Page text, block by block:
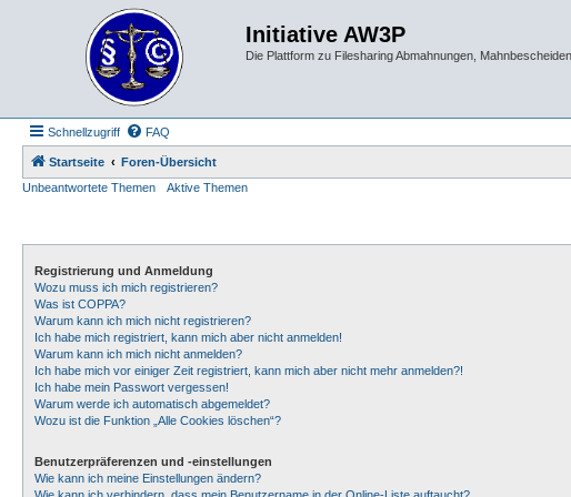
Initiative AW3P
Die Plattform zu Filesharing Abmahnungen,
Schnellzugriff FAQ
Startseite
Foren-Übersicht
Unbeantwortete Themen
Aktive Themen
Registrierung und Anmeldung
Wozu muss ich mich registrieren?
Was ist COPPA?
Warum kann ich mich nicht registrieren?
Ich habe mich registriert, kann mich aber nicht anmelden!
Warum kann ich mich nicht anmelden?
Ich habe mich vor einiger Zeit registriert, kann mich aber nicht mehr anmelden?!
Ich habe mein Passwort vergessen!
Warum werde ich automatisch abgemeldet?
Wozu ist die Funktion „Alle Cookies löschen“?
Benutzerpräferenzen und -einstellungen
Wie kann ich meine Einstellungen ändern?